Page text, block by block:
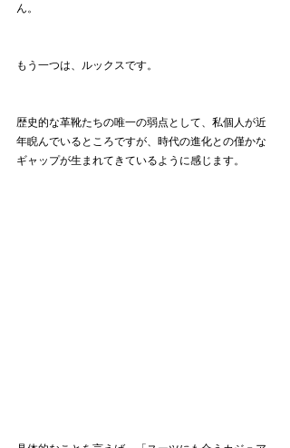
ん。
もう一つは、ルックスです。
歴史的な革靴たちの唯一の弱点として、私個人が近
年睨んでいるところですが、時代の進化との僅かな
ギャップが生まれてきているように感じます。